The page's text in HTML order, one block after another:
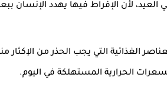
العيد، لأن الإفراط فيها يهدد الإنسان
الغذائية التي يجب الحذر من الإكثار